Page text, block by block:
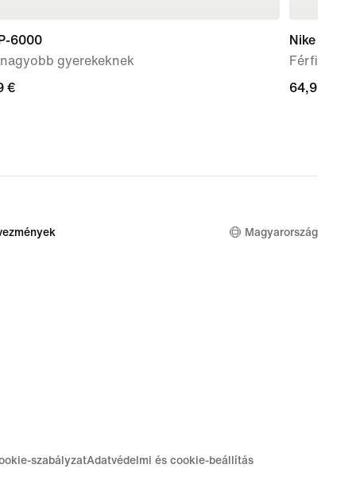
6000
gyerekeknek
€
Nike
Férfi
64,99
64,99 €
Magyarország
szabályzatAdatvédelmi és cookie-beállítás